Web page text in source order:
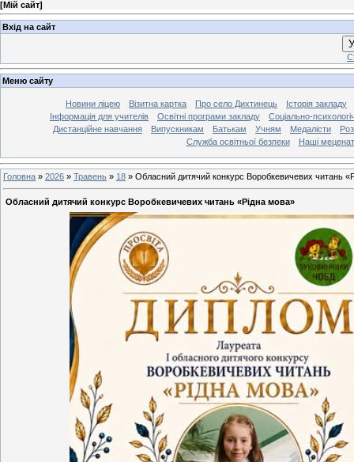
[Мій сайт]
Вхід на сайт
Меню сайту
Новини ліцею Візитна картка Про село Дихтинець
Історія закладу
Інформація для учителів
Освітні програми закладу
Соціально-
Дистанційне навчання
Випускникам Батькам Учням Медалісти
Служба освітньої безпеки
Наші
Головна » 2026 » Травень » 18 » Обласний дитячий конкурс Воробкевичевих читань
Обласний дитячий конкурс Воробкевичевих читань «Рідна мова»